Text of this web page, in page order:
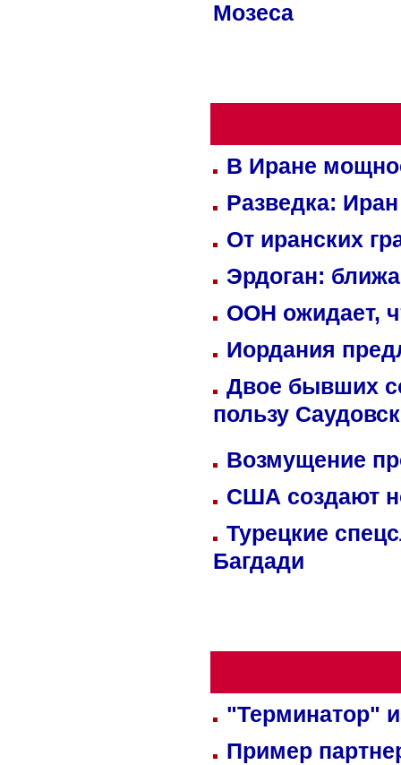
Мозеса
В Иране
Разведка:
От иранских
Эрдоган:
ООН ожидает,
Иордания
Двое бывших
пользу
Возмущение
США создают
Турецкие
Багдади
"Терминатор"
Пример